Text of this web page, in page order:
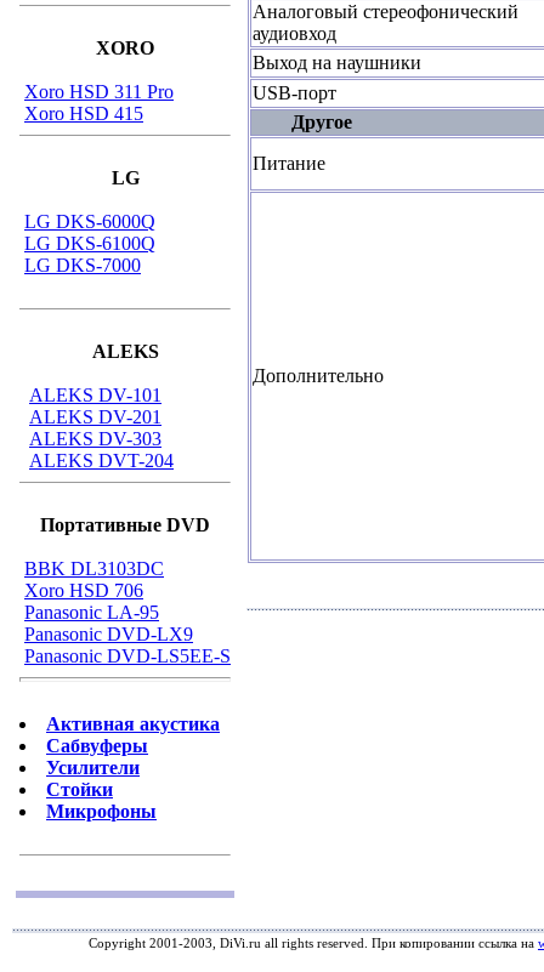
XORO
Xoro HSD 311 Pro
Xoro HSD 415
LG
LG DKS-6000Q
LG DKS-6100Q
LG DKS-7000
ALEKS
ALEKS DV-101
ALEKS DV-201
ALEKS DV-303
ALEKS DVT-204
Портативные DVD
BBK DL3103DC
Xoro HSD 706
Panasonic LA-95
Panasonic DVD-LX9
Panasonic DVD-LS5EE-S
Активная акустика
Сабвуферы
Усилители
Стойки
Микрофоны
Аналоговый стереофонический
аудиовход
Выход на наушники
USB-порт
Другое
Питание
Дополнительно
Copyright 2001-2003, DiVi.ru all rights reserved. При копировании ссылка на